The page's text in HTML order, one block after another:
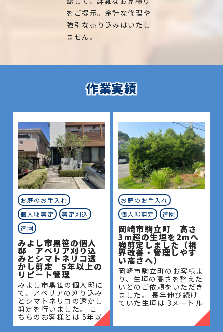
をご提示。余計な修理や
強引な売り込みはいたし
ません。
作業実績
お庭のお手入れ
個人邸剪定
剪定刈込
造園
みよし市黒笹の個人
邸｜アベリア刈り込
みとシマトネリコ透
かし剪定｜5年以上の
リピート管理
みよし市黒笹の個人邸に
て、アベリアの刈り込み
とシマトネリコの透かし
剪定を行いました。 こ
ちらのお客様とは 5年以
上のお付き合いがあり、
お庭のお手入れ
個人邸剪定
造園
岡崎市駒立町｜高さ
3m超の生垣を2mへ
強剪定しました（視
界改善・管理しやす
い高さへ）
岡崎市駒立町のお客様よ
り、生垣の高さを整えた
いとのご依頼をいただき
ました。 長年伸び続け
ていた生垣は 3メートル
り、管理が難しく、日当
たりや風通しにも影響が